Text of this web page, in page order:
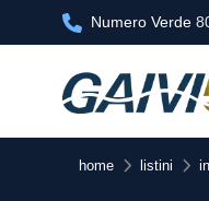
Numero Verde
home listini